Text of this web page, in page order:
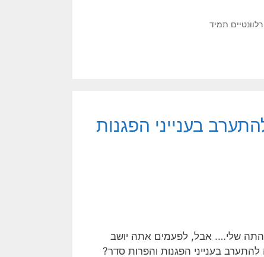
רלוונטיים תמיד
בענייני הפגנות
התה שלי…. אבל, לפעמים אתה יושב
בענייני הפגנות והפרות סדר?